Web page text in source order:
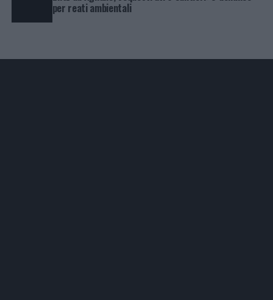
per reati ambientali